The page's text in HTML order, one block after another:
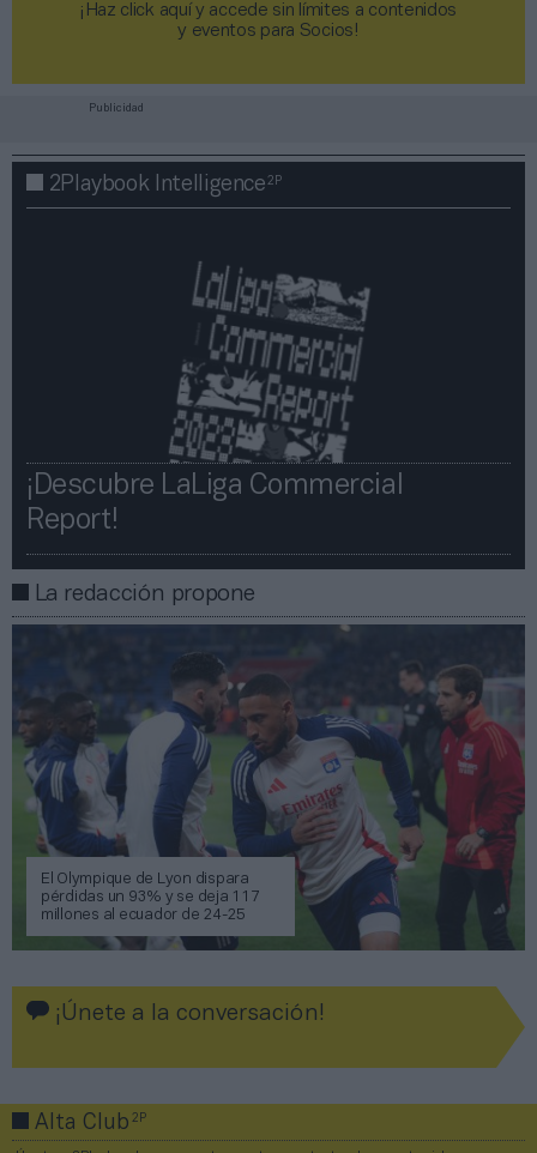
¡Haz click aquí y accede sin límites a contenidos
y eventos para Socios!​​​​​​​
Publicidad
2Playbook Intelligence2P
¡Descubre LaLiga Commercial
Report!​​
La redacción propone
El Olympique de Lyon dispara
pérdidas un 93% y se deja 117
millones al ecuador de 24-25
¡Únete a la conversación!
Alta Club2P